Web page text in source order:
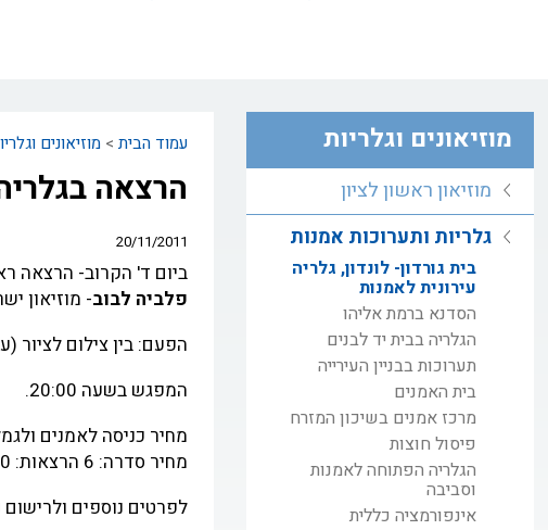
עמוד הבית >מוזיאונים
הרצאה
20/11/2011
ביום ד' הקרוב- הרצאה
פלביה לבוב- מוזיאון
הפעם: בין צילום לציור
המפגש בשעה 20:00.
מחיר כניסה לאמנים ולגמלאים. 40 ₪
מחיר סדרה: 6 הרצאות: 210 ₪ במקום 240 ₪.
לפרטים נוספים ולרישום
מוזיאונים וגלריות
מוזיאון ראשון לציון
גלריות ותערוכות אמנות
בית גורדון- לונדון, גלריה
עירונית לאמנות
הסדנא ברמת אליהו
הגלריה בבית יד לבנים
תערוכות בבניין העירייה
בית האמנים
מרכז אמנים בשיכון המזרח
פיסול חוצות
הגלריה הפתוחה לאמנות
וסביבה
אינפורמציה כללית